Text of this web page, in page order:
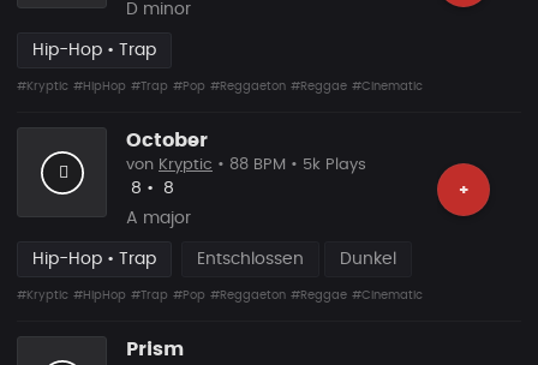
D minor
Hip-Hop • Trap
#Kryptic #HipHop #Trap #Pop #Reggaeton #Reggae #Cinematic
October
+
von Kryptic • 88 BPM • 5k Plays
Likes
8 • Vorgeschlagen
8
A major
Hip-Hop • Trap Entschlossen Dunkel
#Kryptic #HipHop #Trap #Pop #Reggaeton #Reggae #Cinematic
Prism